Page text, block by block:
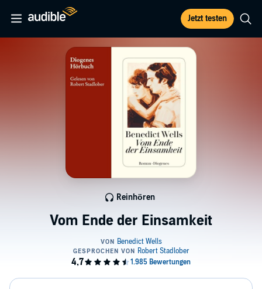
Jetzt testen
Vom Ende der Einsamkeit
Reinhören